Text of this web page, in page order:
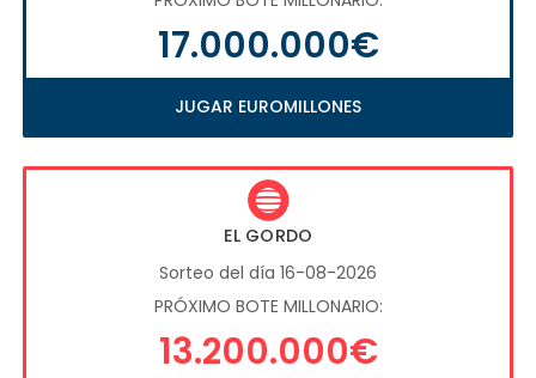
17.000.000€
JUGAR EUROMILLONES
EL GORDO
Sorteo del día 16-08-2026
PRÓXIMO BOTE MILLONARIO:
13.200.000€